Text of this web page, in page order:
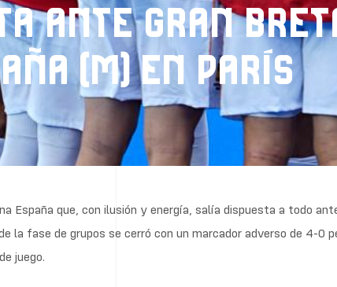
ANTE GRAN
(M) EN PARÍS
España que, con ilusión y energía, salía dispuesta a todo
la fase de grupos se cerró con un marcador adverso de 4-0
juego.